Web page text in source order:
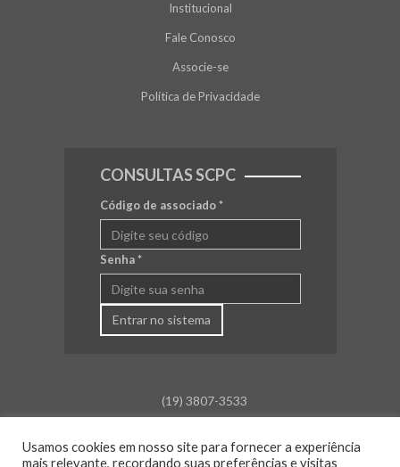
Institucional
Fale Conosco
Associe-se
Política de Privacidade
CONSULTAS SCPC
Código de associado*
Senha*
Entrar no sistema
(19) 3807-3533
Rua Barão de Campinas, 675
Usamos cookies em nosso site para fornecer a experiência
mais relevante, recordando suas preferências e visitas